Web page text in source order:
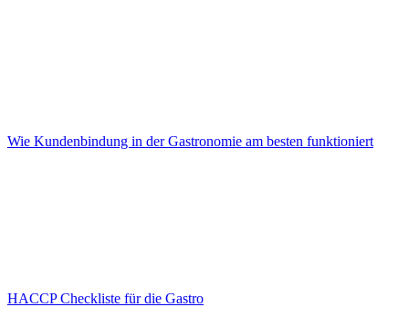
Wie Kundenbindung in der Gastronomie am besten funktioniert
HACCP Checkliste für die Gastro